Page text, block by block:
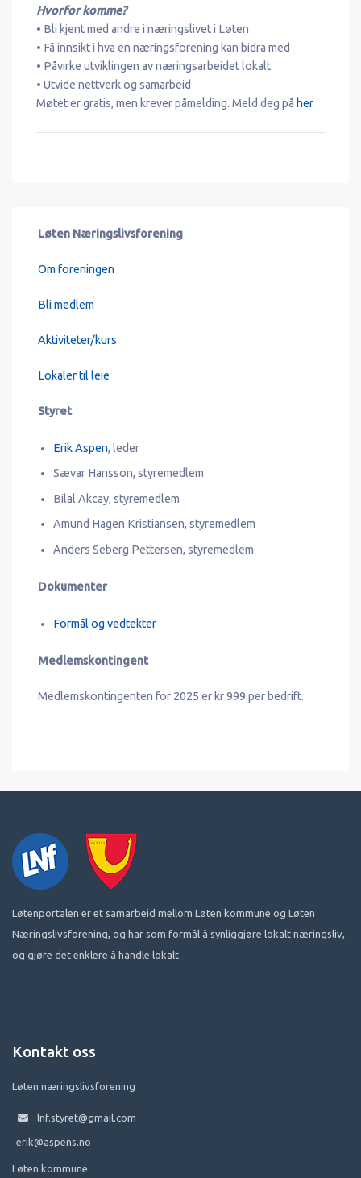
Hvorfor komme?
• Bli kjent med andre i næringslivet i Løten
• Få innsikt i hva en næringsforening kan bidra med
• Påvirke utviklingen av næringsarbeidet lokalt
• Utvide nettverk og samarbeid
Møtet er gratis, men krever påmelding. Meld deg på her
Løten Næringslivsforening
Om foreningen
Bli medlem
Aktiviteter/kurs
Lokaler til leie
Styret
Erik Aspen, leder
Sævar Hansson, styremedlem
Bilal Akcay, styremedlem
Amund Hagen Kristiansen, styremedlem
Anders Seberg Pettersen, styremedlem
Dokumenter
Formål og vedtekter
Medlemskontingent
Medlemskontingenten for 2025 er kr 999 per bedrift.
Løtenportalen er et samarbeid mellom Løten kommune og Løten
Næringslivsforening, og har som formål å synliggjøre lokalt næringsliv,
og gjøre det enklere å handle lokalt.
Kontakt oss
Løten næringslivsforening
lnf.styret@gmail.com
erik@aspens.no
Løten kommune